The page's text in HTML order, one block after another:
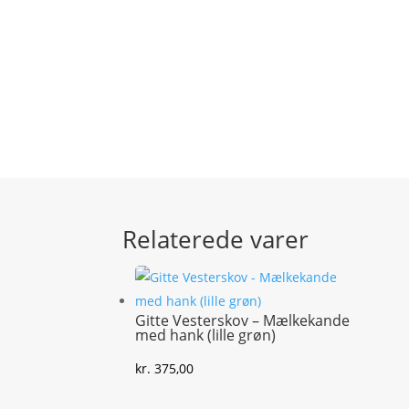
Relaterede varer
Gitte Vesterskov – Mælkekande
med hank (lille grøn)
kr. 375,00